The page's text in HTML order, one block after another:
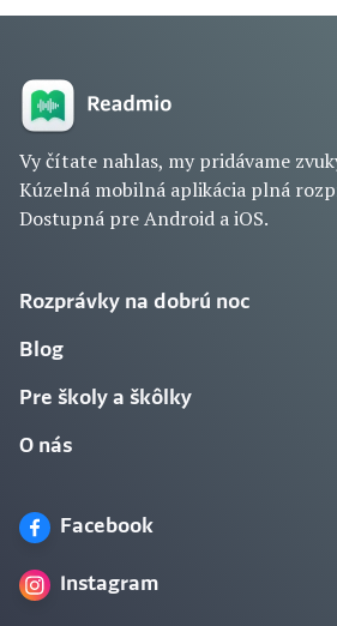
Vy čítate nahlas, my pridávame
Kúzelná mobilná aplikácia plná
Dostupná pre Android a iOS.
Rozprávky na dobrú noc
Blog
Pre školy a škôlky
O nás
Facebook
Instagram